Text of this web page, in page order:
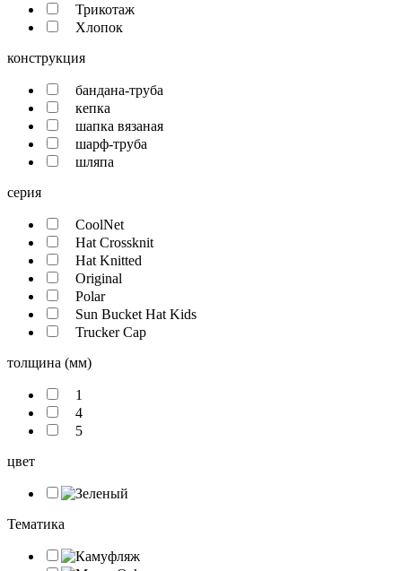
Трикотаж
Хлопок
конструкция
бандана-труба
кепка
шапка вязаная
шарф-труба
шляпа
серия
CoolNet
Hat Crossknit
Hat Knitted
Original
Polar
Sun Bucket Hat Kids
Trucker Cap
толщина (мм)
1
4
5
цвет
Тематика